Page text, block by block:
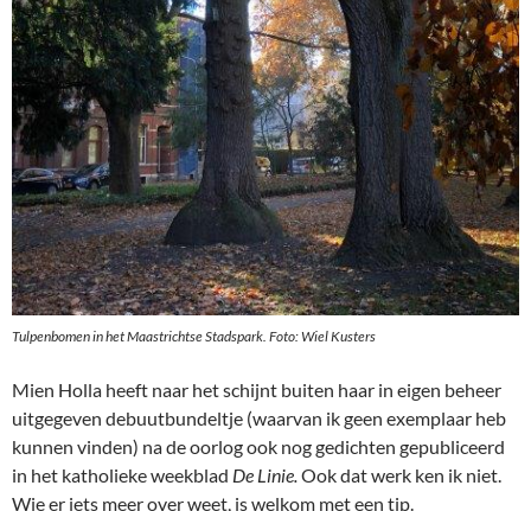
Tulpenbomen in het Maastrichtse Stadspark. Foto: Wiel Kusters
Mien Holla heeft naar het schijnt buiten haar in eigen beheer
uitgegeven debuutbundeltje (waarvan ik geen exemplaar heb
kunnen vinden) na de oorlog ook nog gedichten gepubliceerd
in het katholieke weekblad De Linie.Ook dat werk ken ik niet.
Wie er iets meer over weet, is welkom met een tip.